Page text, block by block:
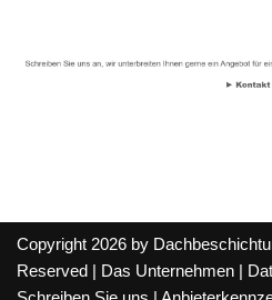
Copyright 2026 by
Reserved |
Das Unternehmen